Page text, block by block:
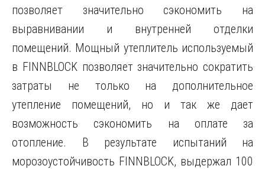
позволяет значительно сэкономить на
выравнивании и внутренней отделки
помещений. Мощный утеплитель используемый
в FINNBLOCK позволяет значительно сократить
затраты не только на дополнительное
утепление помещений, но и так же дает
возможность сэкономить на оплате за
отопление. В результате испытаний на
морозоустойчивость FINNBLOCK, выдержал 100